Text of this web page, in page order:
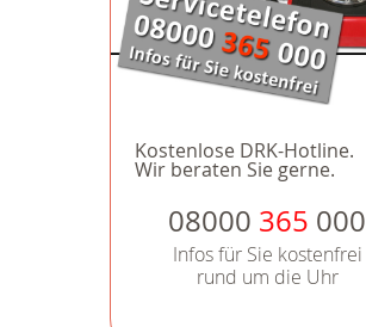
Kostenlose DRK-Hotline.
Wir beraten Sie gerne.
08000 365 000
Infos für Sie kostenfrei
rund um die Uhr